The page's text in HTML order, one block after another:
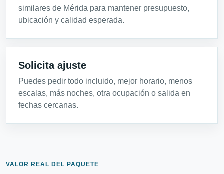
similares de Mérida para mantener presupuesto,
ubicación y calidad esperada.
Solicita ajuste
Puedes pedir todo incluido, mejor horario, menos
escalas, más noches, otra ocupación o salida en
fechas cercanas.
VALOR REAL DEL PAQUETE